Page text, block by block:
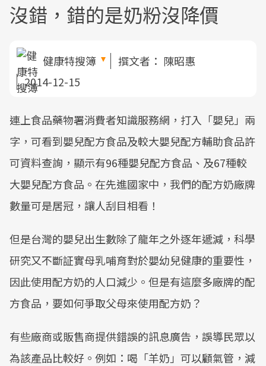
沒錯，錯的是奶粉沒降價
健康特搜簿 撰文者： 陳昭惠
2014-12-15
連上食品藥物署消費者知識服務網，打入「嬰兒」兩
字，可看到嬰兒配方食品及較大嬰兒配方輔助食品許
可資料查詢，顯示有96種嬰兒配方食品、及67種較
大嬰兒配方食品。在先進國家中，我們的配方奶廠牌
數量可是居冠，讓人刮目相看！
但是台灣的嬰兒出生數除了龍年之外逐年遞減，科學
研究又不斷証實母乳哺育對於嬰幼兒健康的重要性，
因此使用配方奶的人口減少。但是有這麼多廠牌的配
方食品，要如何爭取父母來使用配方奶？
有些廠商或販售商提供錯誤的訊息廣告，誤導民眾以
為該產品比較好。例如：喝「羊奶」可以顧氣管，減